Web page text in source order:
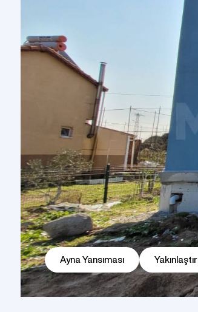
Prefabrik Dükkan
Prefabrik Kreş Bina Modelleri
Tek Katlı Prefabrik Villa
Konteyner Ev
Ayna Yansıması Yakınlaştır